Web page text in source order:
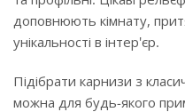
доповнюють кімнату,
унікальності в інтер'єр.
Підібрати карнизи з
можна для будь-якого